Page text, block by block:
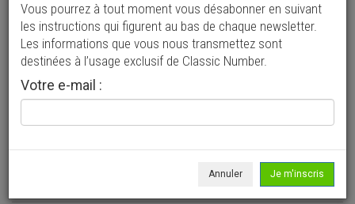
Vos annonces vues par
plus de 4 millions de collectionneurs
Ajouter une annonce
> Rechercher un véhicule
Tous >
Vous pourrez à tout moment vous désabonner en suivant
les instructions qui figurent au bas de chaque newsletter.
Les informations que vous nous transmettez sont
destinées à l’usage exclusif de Classic Number.
Votre e-mail :
Annuler Je m'inscris